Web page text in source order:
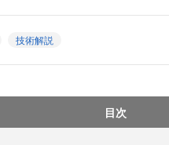
技術解説
目次